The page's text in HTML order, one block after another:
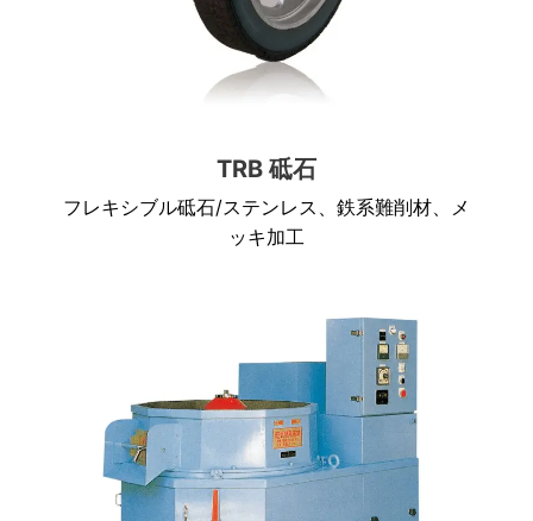
TRB 砥石
フレキシブル砥石/ステンレス、鉄系難削材、メ
ッキ加工